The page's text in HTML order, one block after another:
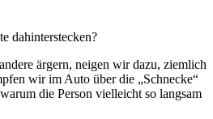
dahinterstecken?
ärgern, neigen wir dazu, ziemlich
wir im Auto über die „Schnecke“
die Person vielleicht so langsam